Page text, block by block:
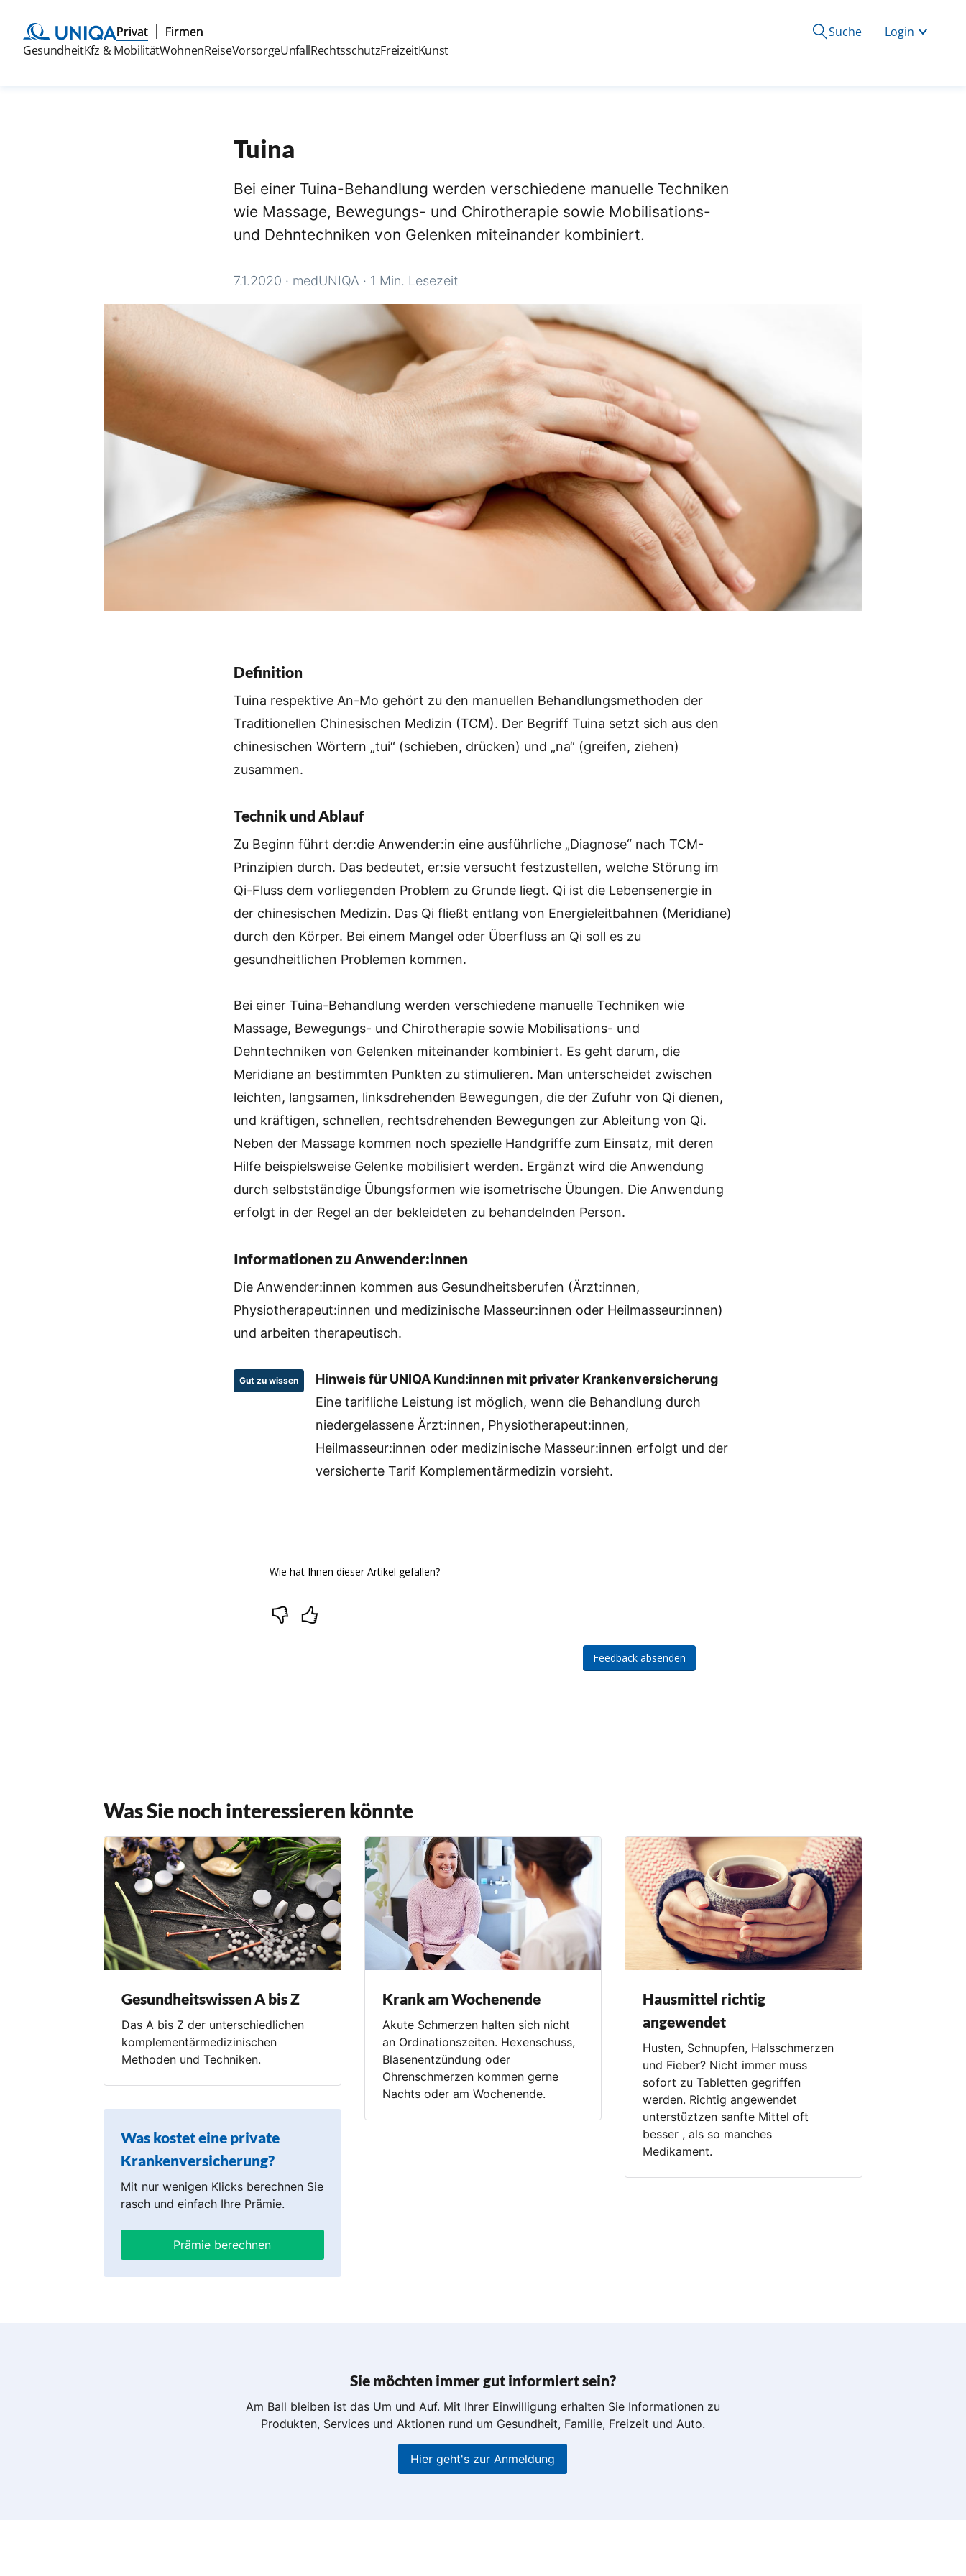
Privat Firmen Suche
Login
GesundheitKfz & MobilitätWohnenReiseVorsorgeUnfallRechtsschutzFreizeitKunst
Tuina
Bei einer Tuina-Behandlung werden verschiedene manuelle Techniken
wie Massage, Bewegungs- und Chirotherapie sowie Mobilisations-
und Dehntechniken von Gelenken miteinander kombiniert.
7.1.2020 · medUNIQA · 1 Min. Lesezeit
Definition
Tuina respektive An-Mo gehört zu den manuellen Behandlungsmethoden der
Traditionellen Chinesischen Medizin (TCM). Der Begriff Tuina setzt sich aus den
chinesischen Wörtern „tui“ (schieben, drücken) und „na“ (greifen, ziehen)
zusammen.
Technik und Ablauf
Zu Beginn führt der:die Anwender:in eine ausführliche „Diagnose“ nach TCM-
Prinzipien durch. Das bedeutet, er:sie versucht festzustellen, welche Störung im
Qi-Fluss dem vorliegenden Problem zu Grunde liegt. Qi ist die Lebensenergie in
der chinesischen Medizin. Das Qi fließt entlang von Energieleitbahnen (Meridiane)
durch den Körper. Bei einem Mangel oder Überfluss an Qi soll es zu
gesundheitlichen Problemen kommen.
Bei einer Tuina-Behandlung werden verschiedene manuelle Techniken wie
Massage, Bewegungs- und Chirotherapie sowie Mobilisations- und
Dehntechniken von Gelenken miteinander kombiniert. Es geht darum, die
Meridiane an bestimmten Punkten zu stimulieren. Man unterscheidet zwischen
leichten, langsamen, linksdrehenden Bewegungen, die der Zufuhr von Qi dienen,
und kräftigen, schnellen, rechtsdrehenden Bewegungen zur Ableitung von Qi.
Neben der Massage kommen noch spezielle Handgriffe zum Einsatz, mit deren
Hilfe beispielsweise Gelenke mobilisiert werden. Ergänzt wird die Anwendung
durch selbstständige Übungsformen wie isometrische Übungen. Die Anwendung
erfolgt in der Regel an der bekleideten zu behandelnden Person.
Informationen zu Anwender:innen
Die Anwender:innen kommen aus Gesundheitsberufen (Ärzt:innen,
Physiotherapeut:innen und medizinische Masseur:innen oder Heilmasseur:innen)
und arbeiten therapeutisch.
Gut zu wissen
Hinweis für UNIQA Kund:innen mit privater Krankenversicherung
Eine tarifliche Leistung ist möglich, wenn die Behandlung durch
niedergelassene Ärzt:innen, Physiotherapeut:innen,
Heilmasseur:innen oder medizinische Masseur:innen erfolgt und der
versicherte Tarif Komplementärmedizin vorsieht.
Was Sie noch interessieren könnte
Gesundheitswissen A bis Z
Das A bis Z der unterschiedlichen
komplementärmedizinischen
Methoden und Techniken.
Krank am Wochenende
Akute Schmerzen halten sich nicht
an Ordinationszeiten. Hexenschuss,
Blasenentzündung oder
Ohrenschmerzen kommen gerne
Nachts oder am Wochenende.
Hausmittel richtig
angewendet
Husten, Schnupfen, Halsschmerzen
und Fieber? Nicht immer muss
sofort zu Tabletten gegriffen
werden. Richtig angewendet
unterstüztzen sanfte Mittel oft
besser , als so manches
Medikament.
Was kostet eine private
Krankenversicherung?
Mit nur wenigen Klicks berechnen Sie
rasch und einfach Ihre Prämie.
Prämie berechnen
Sie möchten immer gut informiert sein?
Am Ball bleiben ist das Um und Auf. Mit Ihrer Einwilligung erhalten Sie Informationen zu
Produkten, Services und Aktionen rund um Gesundheit, Familie, Freizeit und Auto.
Hier geht's zur Anmeldung